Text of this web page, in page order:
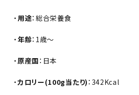
・ 用途：総合栄養食
・年齢：1歳～
・原産国 ：日本
・カロリー(100g当たり) ：342Kcal